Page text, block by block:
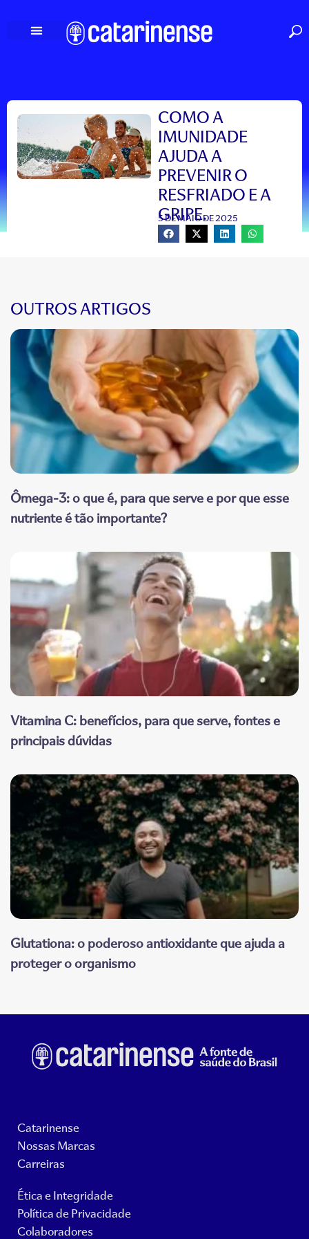
COMO A
IMUNIDADE
AJUDA A
PREVENIR O
RESFRIADO E A
GRIPE.
5 DE MAIO DE 2025
OUTROS ARTIGOS
Ômega-3: o que é, para que serve e por que esse
nutriente é tão importante?
Vitamina C: benefícios, para que serve, fontes e
principais dúvidas
Glutationa: o poderoso antioxidante que ajuda a
proteger o organismo
Catarinense
Nossas Marcas
Carreiras
Ética e Integridade
Política de Privacidade
Colaboradores